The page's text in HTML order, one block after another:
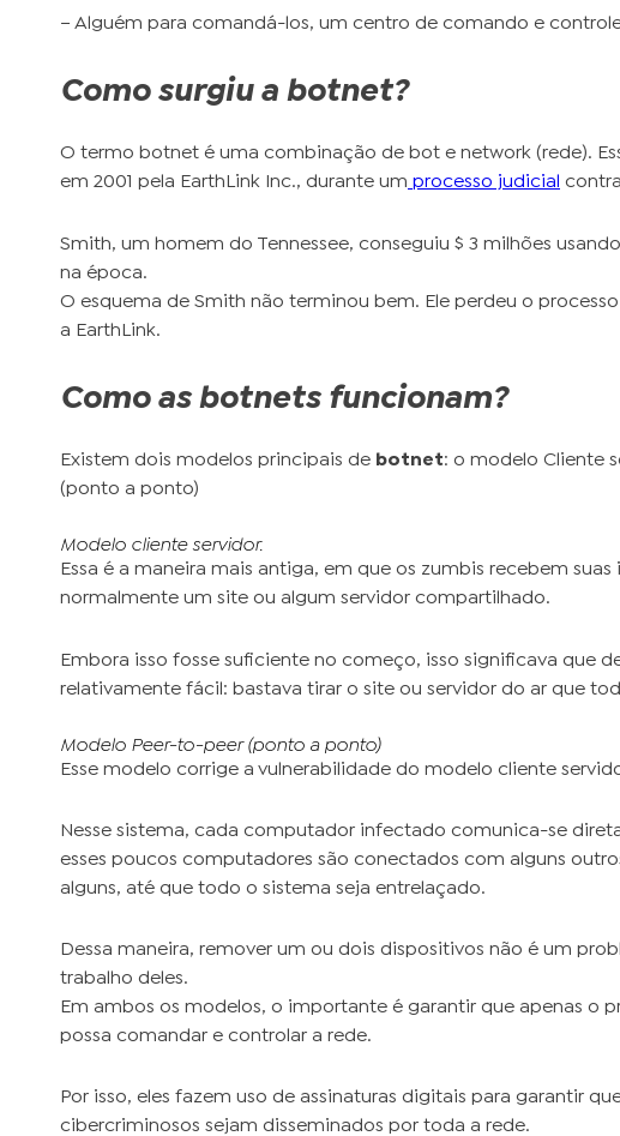
– Alguém para comandá-los, um centro de comando e
Como surgiu a botnet?
O termo botnet é uma combinação de bot e network (rede).
em 2001 pela EarthLink Inc., durante um processo judicial
Smith, um homem do Tennessee, conseguiu $ 3 milhões
na época.
O esquema de Smith não terminou bem. Ele perdeu o
a EarthLink.
Como as botnets funcionam?
Existem dois modelos principais de botnet: o modelo Cliente
(ponto a ponto)
Modelo cliente servidor.
Essa é a maneira mais antiga, em que os zumbis recebem
normalmente um site ou algum servidor compartilhado.
Embora isso fosse suficiente no começo, isso significava que
relativamente fácil: bastava tirar o site ou servidor do ar que
Modelo Peer-to-peer (ponto a ponto)
Esse modelo corrige a vulnerabilidade do modelo cliente
Nesse sistema, cada computador infectado comunica-se
esses poucos computadores são conectados com alguns
alguns, até que todo o sistema seja entrelaçado.
Dessa maneira, remover um ou dois dispositivos não é um
trabalho deles.
Em ambos os modelos, o importante é garantir que apenas o
possa comandar e controlar a rede.
Por isso, eles fazem uso de assinaturas digitais para garantir
cibercriminosos sejam disseminados por toda a rede.